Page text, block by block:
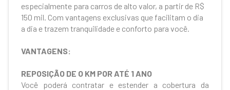
especialmente para carros de alto valor, a partir de R$
150 mil. Com vantagens exclusivas que facilitam o dia
a dia e trazem tranquilidade e conforto para você.
VANTAGENS:
REPOSIÇÃO DE O KM POR ATÉ 1 ANO
Você poderá contratar e estender a cobertura da